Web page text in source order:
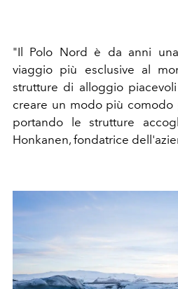
"Il Polo Nord è da anni
viaggio più esclusive al
strutture di alloggio
creare un modo più comodo
portando le strutture
Honkanen, fondatrice